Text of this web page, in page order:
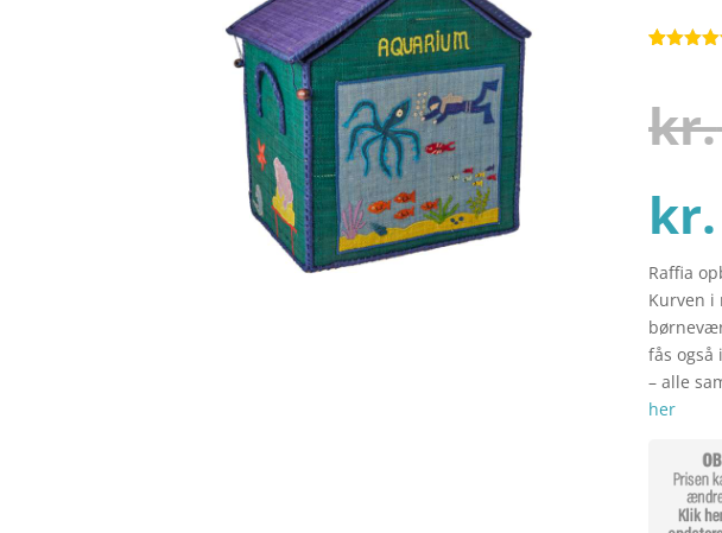
baseret på
melser
kr.
kr.
Raffia
Kurven i
fås også
– alle
her